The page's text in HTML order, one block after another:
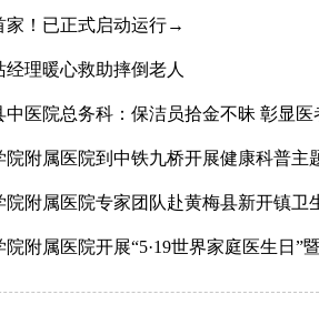
家！已正式启动运行→
经理暖心救助摔倒老人
中医院总务科：保洁员拾金不昧 彰显医
院附属医院到中铁九桥开展健康科普主
院附属医院专家团队赴黄梅县新开镇卫
院附属医院开展“5·19世界家庭医生日”